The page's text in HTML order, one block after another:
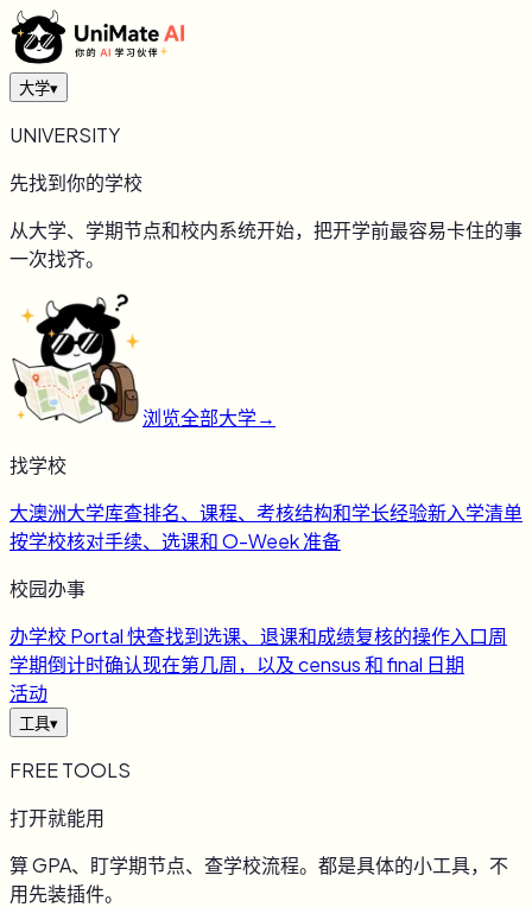
大学▾
UNIVERSITY
先找到你的学校
从大学、学期节点和校内系统开始，把开学前最容易卡住的事
一次找齐。
浏览全部大学→
找学校
大澳洲大学库查排名、课程、考核结构和学长经验新入学清单
按学校核对手续、选课和 O-Week 准备
校园办事
办学校 Portal 快查找到选课、退课和成绩复核的操作入口周
学期倒计时确认现在第几周，以及 census 和 final 日期
活动
工具▾
FREE TOOLS
打开就能用
算 GPA、盯学期节点、查学校流程。都是具体的小工具，不
用先装插件。